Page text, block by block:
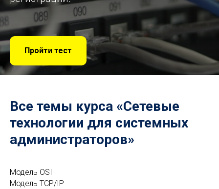
Пройти тест
Все темы курса «Сетевые
технологии для системных
администраторов»
Модель OSI
Модель TCP/IP